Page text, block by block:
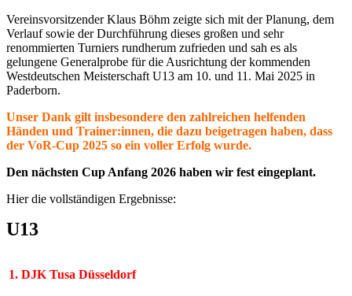
Vereinsvorsitzender Klaus Böhm zeigte sich mit der Planung, dem
Verlauf sowie der Durchführung dieses großen und sehr
renommierten Turniers rundherum zufrieden und sah es als
gelungene Generalprobe für die Ausrichtung der kommenden
Westdeutschen Meisterschaft U13 am 10. und 11. Mai 2025 in
Paderborn.
Unser Dank gilt insbesondere den zahlreichen helfenden
Händen und Trainer:innen, die dazu beigetragen haben, dass
der VoR-Cup 2025 so ein voller Erfolg wurde.
Den nächsten Cup Anfang 2026 haben wir fest eingeplant.
Hier die vollständigen Ergebnisse:
U13
1. DJK Tusa Düsseldorf